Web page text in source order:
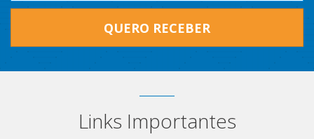
QUERO RECEBER
Links Importantes